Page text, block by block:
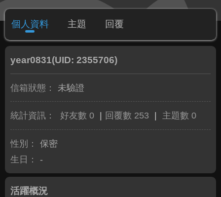
個人資料 主題 回覆
year0831(UID: 2355706)
信箱狀態： 未驗證
統計資訊： 好友數 0 回覆數 253 主題數 0
性別：
保密
生日：
-
活躍概況